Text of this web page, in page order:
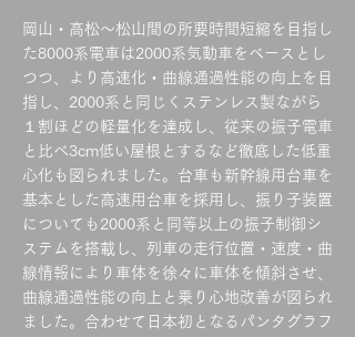
岡山・高松～松山間の所要時間短縮を目指し
た8000系電車は2000系気動車をベースとし
つつ、より高速化・曲線通過性能の向上を目
指し、2000系と同じくステンレス製ながら
１割ほどの軽量化を達成し、従来の振子電車
と比べ3cm低い屋根とするなど徹底した低重
心化も図られました。台車も新幹線用台車を
基本とした高速用台車を採用し、振り子装置
についても2000系と同等以上の振子制御シ
ステムを搭載し、列車の走行位置・速度・曲
線情報により車体を徐々に車体を傾斜させ、
曲線通過性能の向上と乗り心地改善が図られ
ました。合わせて日本初となるパンタグラフ